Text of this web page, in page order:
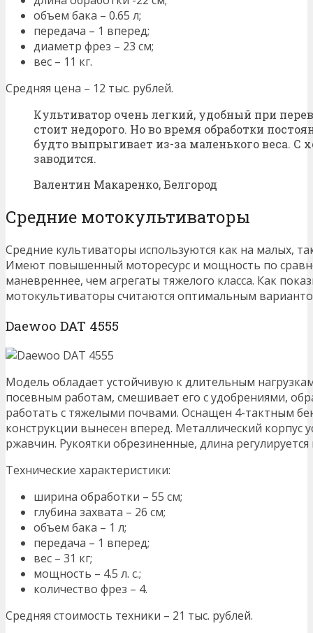
объем бака – 0.65 л;
передача – 1 вперед;
диаметр фрез – 23 см;
вес – 11 кг.
Средняя цена – 12 тыс. рублей.
Культиватор очень легкий, удобный при
стоит недорого. Но во время обработки
будто выпрыгивает из-за маленького веса. С
заводится.
Валентин Макаренко, Белгород
Средние мотокультиваторы
Средние культиваторы используются как на малых,
Имеют повышенный моторесурс и мощность по
маневреннее, чем агрегаты тяжелого класса. Как
мотокультиваторы считаются оптимальным
Daewoo DAT 4555
Модель обладает устойчивую к длительным
посевным работам, смешивает его с удобрениями,
работать с тяжелыми почвами. Оснащен 4-тактным
конструкции вынесен вперед. Металлический корпус
ржавчин. Рукоятки обрезиненные, длина
Технические характеристики:
ширина обработки – 55 см;
глубина захвата – 26 см;
объем бака – 1 л;
передача – 1 вперед;
вес – 31 кг;
мощность – 4.5 л. с.;
количество фрез – 4.
Средняя стоимость техники – 21 тыс. рублей.